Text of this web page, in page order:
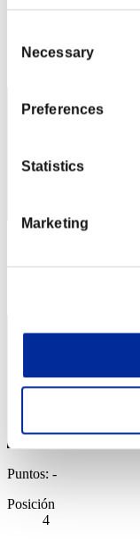
Selection
Necessary
Preferences
Statistics
Marketing
Posición
Puntos: -
Posición
4